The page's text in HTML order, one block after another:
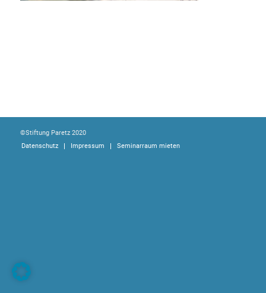
©Stiftung Paretz 2020
Datenschutz
Impressum Seminarraum mieten